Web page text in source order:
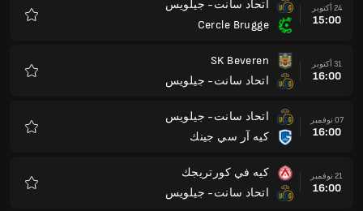
24 أكتوبر
15:00
اتحاد سانت- جيلويس
Cercle Brugge
31 أكتوبر
16:00
SK Beveren
اتحاد سانت- جيلويس
07 نوفمبر
16:00
اتحاد سانت- جيلويس
كيه آر سي جينك
21 نوفمبر
16:00
كيه في كورتريجك
اتحاد سانت- جيلويس